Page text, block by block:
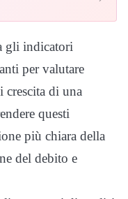
gli indicatori
per valutare
crescita di una
questi
più chiara della
del debito e